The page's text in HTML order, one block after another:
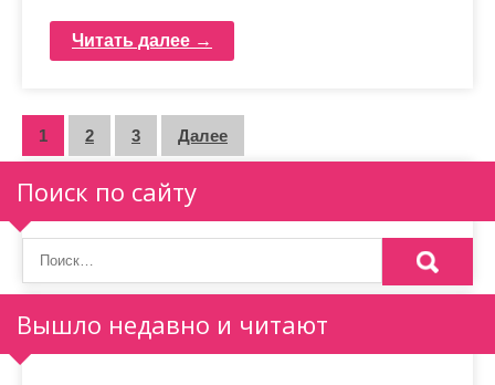
Читать далее →
П
а
г
и
н
а
1 2 3 Далее
Поиск по сайту
Вышло недавно и читают